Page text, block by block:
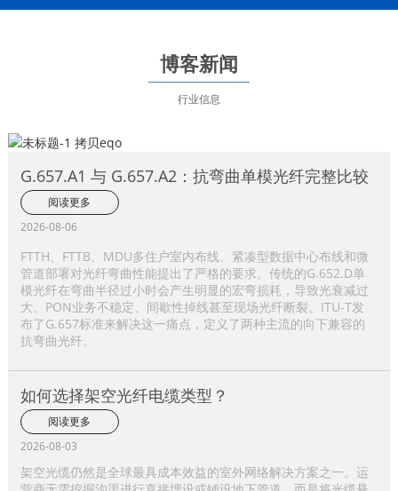
博客新闻
行业信息
G.657.A1 与 G.657.A2：抗弯曲单模光纤完整比较
阅读更多
2026-08-06
FTTH、FTTB、MDU多住户室内布线、紧凑型数据中心布线和微
管道部署对光纤弯曲性能提出了严格的要求。传统的G.652.D单
模光纤在弯曲半径过小时会产生明显的宏弯损耗，导致光衰减过
大、PON业务不稳定、间歇性掉线甚至现场光纤断裂。ITU-T发
布了G.657标准来解决这一痛点，定义了两种主流的向下兼容的
抗弯曲光纤。
如何选择架空光纤电缆类型？
阅读更多
2026-08-03
架空光缆仍然是全球最具成本效益的室外网络解决方案之一。运